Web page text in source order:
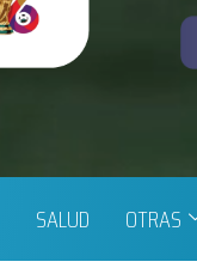
SALUD OTRAS